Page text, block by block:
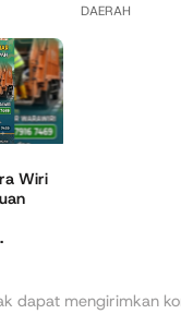
DAERAH
Wiri
dapat mengirimkan